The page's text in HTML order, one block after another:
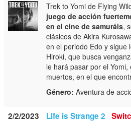
Trek to Yomi de Flying
juego de acción
en el cine de samuráis,
clásicos de Akira
en el periodo Edo y sigue
Hiroki, que busca
le hará pasar por el
muertos, en el que
Género: Aventura de
2/2/2023 Life is Strange 2